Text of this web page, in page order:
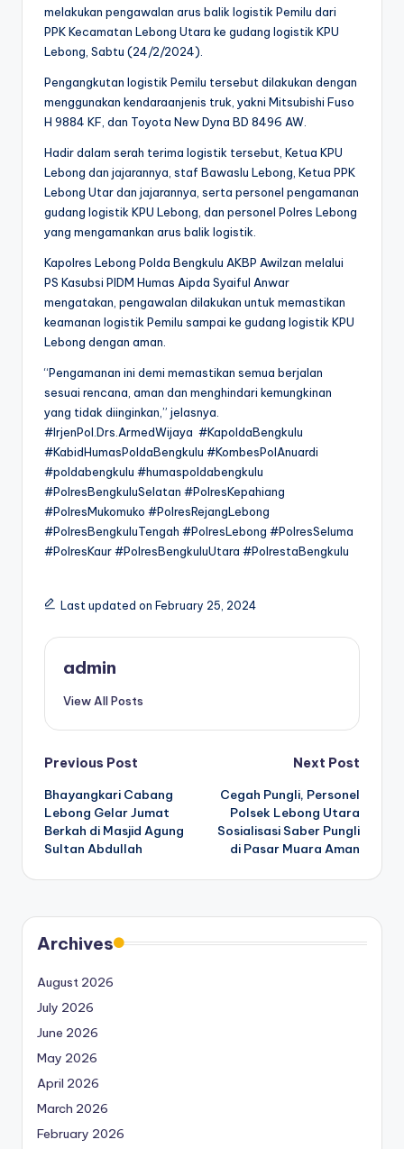
melakukan pengawalan arus balik logistik Pemilu dari
PPK Kecamatan Lebong Utara ke gudang logistik KPU
Lebong, Sabtu (24/2/2024).
Pengangkutan logistik Pemilu tersebut dilakukan dengan
menggunakan kendaraanjenis truk, yakni Mitsubishi Fuso
H 9884 KF, dan Toyota New Dyna BD 8496 AW.
Hadir dalam serah terima logistik tersebut, Ketua KPU
Lebong dan jajarannya, staf Bawaslu Lebong, Ketua PPK
Lebong Utar dan jajarannya, serta personel pengamanan
gudang logistik KPU Lebong, dan personel Polres Lebong
yang mengamankan arus balik logistik.
Kapolres Lebong Polda Bengkulu AKBP Awilzan melalui
PS Kasubsi PIDM Humas Aipda Syaiful Anwar
mengatakan, pengawalan dilakukan untuk memastikan
keamanan logistik Pemilu sampai ke gudang logistik KPU
Lebong dengan aman.
“Pengamanan ini demi memastikan semua berjalan
sesuai rencana, aman dan menghindari kemungkinan
yang tidak diinginkan,” jelasnya.
#IrjenPol.Drs.ArmedWijaya #KapoldaBengkulu
#KabidHumasPoldaBengkulu #KombesPolAnuardi
#poldabengkulu #humaspoldabengkulu
#PolresBengkuluSelatan #PolresKepahiang
#PolresMukomuko #PolresRejangLebong
#PolresBengkuluTengah #PolresLebong #PolresSeluma
#PolresKaur #PolresBengkuluUtara #PolrestaBengkulu
Last updated on February 25, 2024
admin
View All Posts
Post
navigation
Previous Post
Bhayangkari Cabang
Lebong Gelar Jumat
Berkah di Masjid Agung
Sultan Abdullah
Next Post
Cegah Pungli, Personel
Polsek Lebong Utara
Sosialisasi Saber Pungli
di Pasar Muara Aman
Archives
August 2026
July 2026
June 2026
May 2026
April 2026
March 2026
February 2026